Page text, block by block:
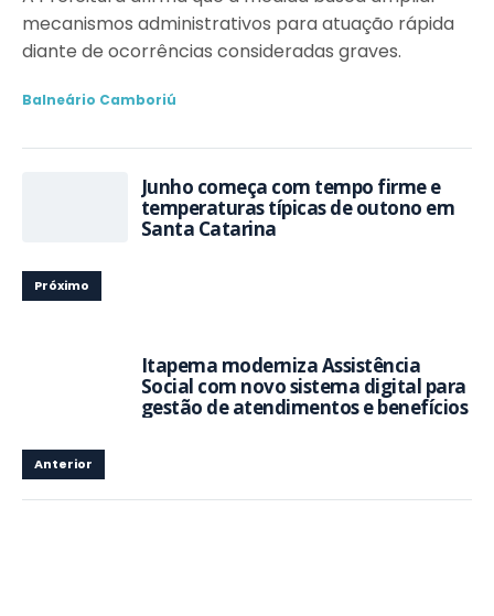
mecanismos administrativos para atuação rápida
diante de ocorrências consideradas graves.
Balneário Camboriú
Junho começa com tempo firme e
temperaturas típicas de outono em
Santa Catarina
Próximo
Itapema moderniza Assistência
Social com novo sistema digital para
gestão de atendimentos e benefícios
Anterior